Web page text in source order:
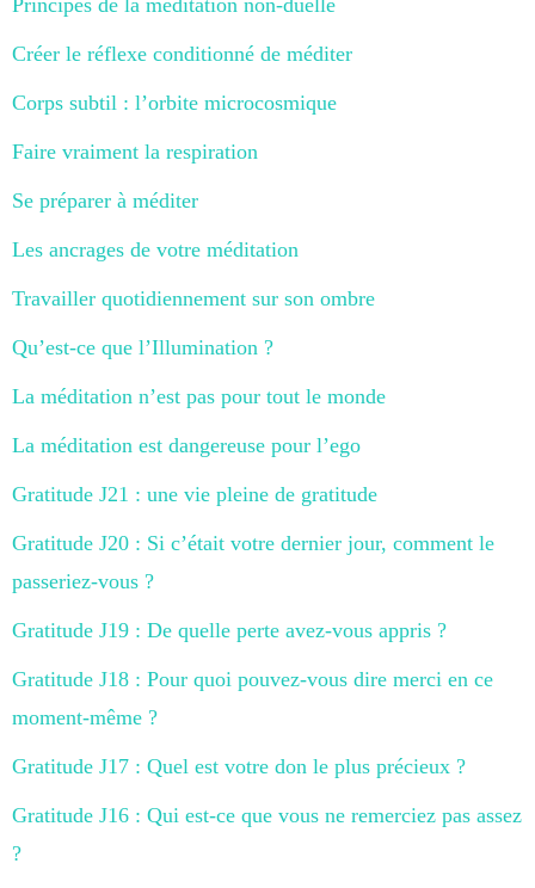
Créer le réflexe conditionné de méditer
Corps subtil : l’orbite microcosmique
Faire vraiment la respiration
Se préparer à méditer
Les ancrages de votre méditation
Travailler quotidiennement sur son ombre
Qu’est-ce que l’Illumination ?
La méditation n’est pas pour tout le monde
La méditation est dangereuse pour l’ego
Gratitude J21 : une vie pleine de gratitude
Gratitude J20 : Si c’était votre dernier jour, comment le
passeriez-vous ?
Gratitude J19 : De quelle perte avez-vous appris ?
Gratitude J18 : Pour quoi pouvez-vous dire merci en ce
moment-même ?
Gratitude J17 : Quel est votre don le plus précieux ?
Gratitude J16 : Qui est-ce que vous ne remerciez pas assez
?